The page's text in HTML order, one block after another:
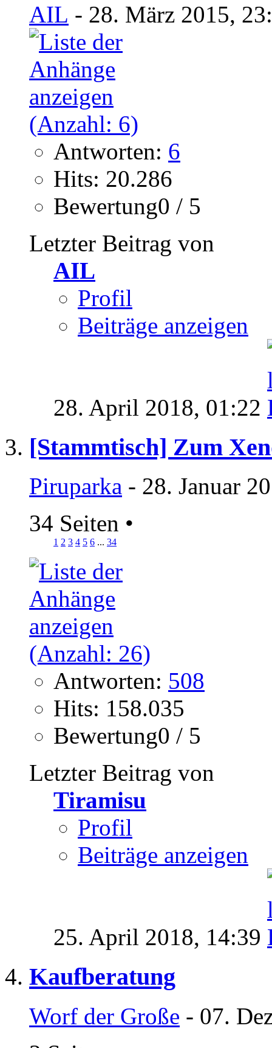
AIL - 28. März 2015,
Antworten: 6
Hits: 20.286
Bewertung0 / 5
Letzter Beitrag von
AIL
Profil
Beiträge anzeigen
28. April 2018, 01:22
[Stammtisch] Zum
Piruparka - 28. Januar
34 Seiten •
1 2 3 4 5 6 ... 34
Antworten: 508
Hits: 158.035
Bewertung0 / 5
Letzter Beitrag von
Tiramisu
Profil
Beiträge anzeigen
25. April 2018, 14:39
Kaufberatung
Worf der Große - 07.